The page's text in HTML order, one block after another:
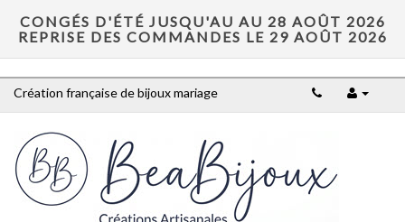
CONGÉS D'ÉTÉ JUSQU'AU AU 28 AOÛT 2026
REPRISE DES COMMANDES LE 29 AOÛT 2026
Création française de bijoux mariage